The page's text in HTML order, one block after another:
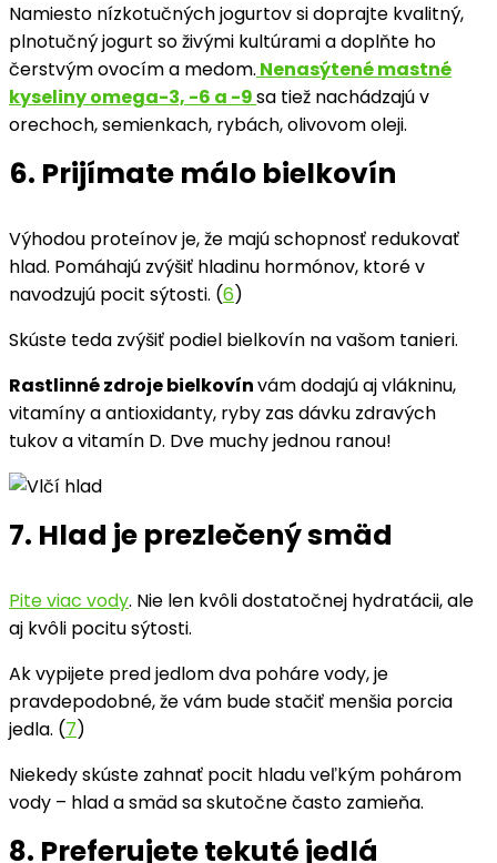
Namiesto nízkotučných jogurtov si doprajte kvalitný,
plnotučný jogurt so živými kultúrami a doplňte ho
čerstvým ovocím a medom. Nenasýtené mastné
kyseliny omega-3, -6 a -9sa tiež nachádzajú v
orechoch, semienkach, rybách, olivovom oleji.
6. Prijímate málo bielkovín
Výhodou proteínov je, že majú schopnosť redukovať
hlad. Pomáhajú zvýšiť hladinu hormónov, ktoré v
navodzujú pocit sýtosti. (6)
Skúste teda zvýšiť podiel bielkovín na vašom tanieri.
Rastlinné zdroje bielkovínvám dodajú aj vlákninu,
vitamíny a antioxidanty, ryby zas dávku zdravých
tukov a vitamín D. Dve muchy jednou ranou!
7. Hlad je prezlečený smäd
Pite viac vody. Nie len kvôli dostatočnej hydratácii, ale
aj kvôli pocitu sýtosti.
Ak vypijete pred jedlom dva poháre vody, je
pravdepodobné, že vám bude stačiť menšia porcia
jedla. (7)
Niekedy skúste zahnať pocit hladu veľkým pohárom
vody – hlad a smäd sa skutočne často zamieňa.
8. Preferujete tekuté jedlá